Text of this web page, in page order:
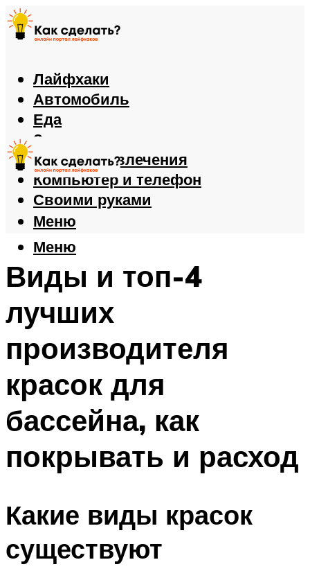
Лайфхаки
Автомобиль
Еда
Здоровье
Игры и развлечения
Компьютер и телефон
Своими руками
Меню
Меню
Виды и топ-4
лучших
производителя
красок для
бассейна, как
покрывать и расход
Какие виды красок
существуют